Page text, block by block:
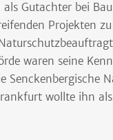
Gutachter bei
Projekten
waren seine
Senckenbergische
wollte ihn